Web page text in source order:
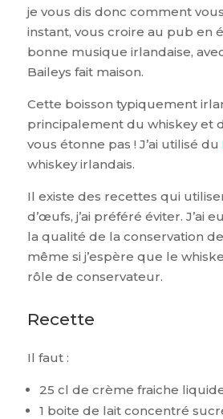
je vous dis donc comment
instant, vous croire au pub en
bonne musique irlandaise,
Baileys fait maison.
Cette boisson typiquement
principalement du whiskey et
vous étonne pas ! J’ai utilisé du
whiskey irlandais.
Il existe des recettes qui
d’œufs, j’ai préféré éviter. J’ai
la qualité de la conservation
même si j’espère que le
rôle de conservateur.
Recette
Il faut :
25 cl de crème fraiche
1 boite de lait concentré